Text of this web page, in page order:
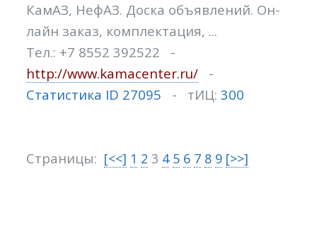
КамАЗ, НефАЗ. Доска объявлений. Он-
лайн заказ, комплектация, ...
Тел.: +7 8552 392522 -
http://www.kamacenter.ru/ -
Статистика ID 27095 - тИЦ:300
Страницы: [<<] 1 2 3 4 5 6 7 8 9 [>>]